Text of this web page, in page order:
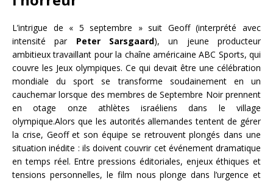
L’intrigue de « 5 septembre » suit Geoff (interprété avec
intensité par Peter Sarsgaard), un jeune producteur
ambitieux travaillant pour la chaîne américaine ABC Sports, qui
couvre les Jeux olympiques. Ce qui devait être une célébration
mondiale du sport se transforme soudainement en un
cauchemar lorsque des membres de Septembre Noir prennent
en otage onze athlètes israéliens dans le village
olympique.Alors que les autorités allemandes tentent de gérer
la crise, Geoff et son équipe se retrouvent plongés dans une
situation inédite : ils doivent couvrir cet événement dramatique
en temps réel. Entre pressions éditoriales, enjeux éthiques et
tensions personnelles, le film nous plonge dans l’urgence et